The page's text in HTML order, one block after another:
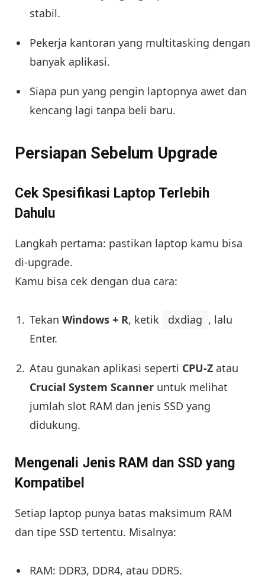
stabil.
Pekerja kantoran yang multitasking dengan
banyak aplikasi.
Siapa pun yang pengin laptopnya awet dan
kencang lagi tanpa beli baru.
Persiapan Sebelum Upgrade
Cek Spesifikasi Laptop Terlebih
Dahulu
Langkah pertama: pastikan laptop kamu bisa
di-upgrade.
Kamu bisa cek dengan dua cara:
Tekan Windows + R, ketik dxdiag , lalu
Enter.
Atau gunakan aplikasi seperti CPU-Z atau
Crucial System Scanner untuk melihat
jumlah slot RAM dan jenis SSD yang
didukung.
Mengenali Jenis RAM dan SSD yang
Kompatibel
Setiap laptop punya batas maksimum RAM
dan tipe SSD tertentu. Misalnya:
RAM: DDR3, DDR4, atau DDR5.